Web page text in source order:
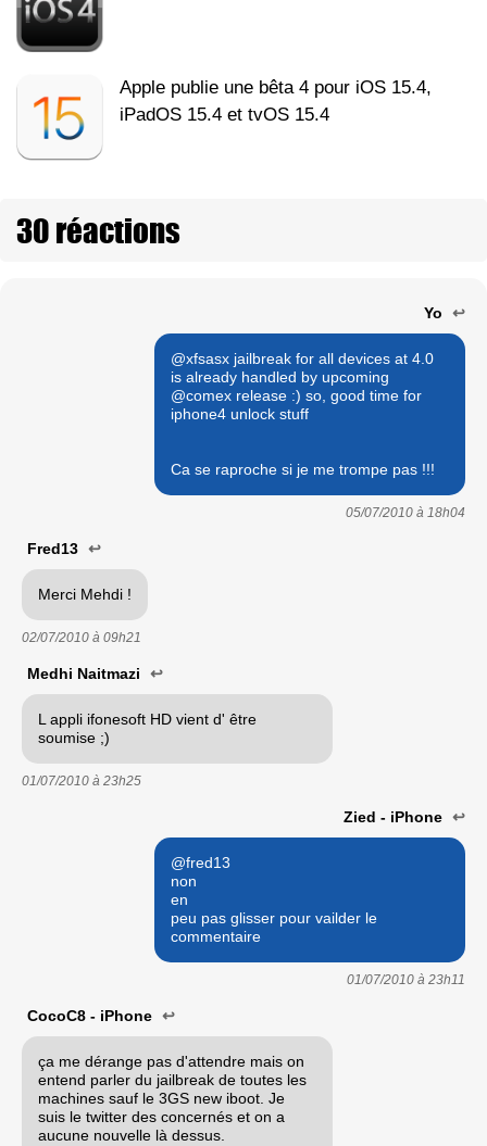
Apple publie une bêta 4 pour iOS 15.4,
iPadOS 15.4 et tvOS 15.4
30 réactions
Yo ↩
@xfsasx jailbreak for all devices at 4.0
is already handled by upcoming
@comex release :) so, good time for
iphone4 unlock stuff
Ca se raproche si je me trompe pas !!!
05/07/2010 à 18h04
Fred13 ↩
Merci Mehdi !
02/07/2010 à 09h21
Medhi Naitmazi ↩
L appli ifonesoft HD vient d' être
soumise ;)
01/07/2010 à 23h25
Zied - iPhone ↩
@fred13
non
en
peu pas glisser pour vailder le
commentaire
01/07/2010 à 23h11
CocoC8 - iPhone ↩
ça me dérange pas d'attendre mais on
entend parler du jailbreak de toutes les
machines sauf le 3GS new iboot. Je
suis le twitter des concernés et on a
aucune nouvelle là dessus.